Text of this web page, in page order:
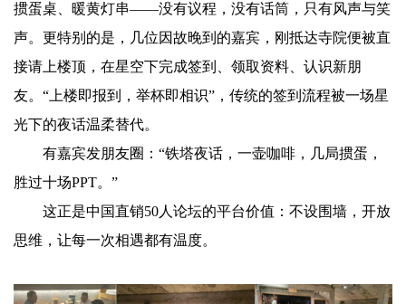
掼蛋桌、暖黄灯串——没有议程，没有话筒，只有风声与笑
声。更特别的是，几位因故晚到的嘉宾，刚抵达寺院便被直
接请上楼顶，在星空下完成签到、领取资料、认识新朋
友。“上楼即报到，举杯即相识”，传统的签到流程被一场星
光下的夜话温柔替代。
有嘉宾发朋友圈：“铁塔夜话，一壶咖啡，几局掼蛋，
胜过十场PPT。”
这正是中国直销50人论坛的平台价值：不设围墙，开放
思维，让每一次相遇都有温度。